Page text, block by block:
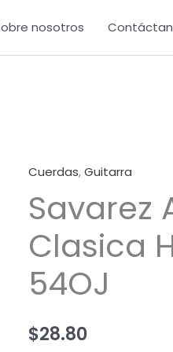
nosotros
Cuerdas,Guitarra
Savarez
Clasica
54OJ
$28.80
Savarez
Alliance
Clasica
High
Tension
54OJ